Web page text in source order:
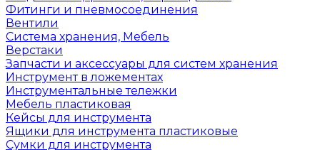
Фитинги и пневмосоединения
Вентили
Система хранения, Мебель
Верстаки
Запчасти и аксессуары для систем хранения
Инструмент в ложементах
Инструментальные тележки
Мебель пластиковая
Кейсы для инструмента
Ящики для инструмента пластиковые
Сумки для инструмента